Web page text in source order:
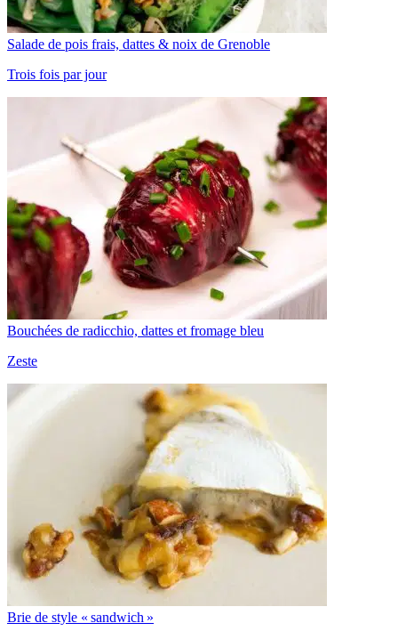
Salade de pois frais, dattes & noix de Grenoble
Trois fois par jour
Bouchées de radicchio, dattes et fromage bleu
Zeste
Brie de style « sandwich »